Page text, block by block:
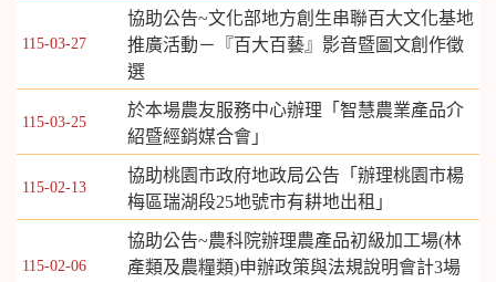
115-03-27
協助公告~文化部地方創生串聯百大文化基地
推廣活動－『百大百藝』影音暨圖文創作徵
選
115-03-25
於本場農友服務中心辦理「智慧農業產品介
紹暨經銷媒合會」
115-02-13
協助桃園市政府地政局公告「辦理桃園市楊
梅區瑞湖段25地號市有耕地出租」
115-02-06
協助公告~農科院辦理農產品初級加工場(林
產類及農糧類)申辦政策與法規說明會計3場